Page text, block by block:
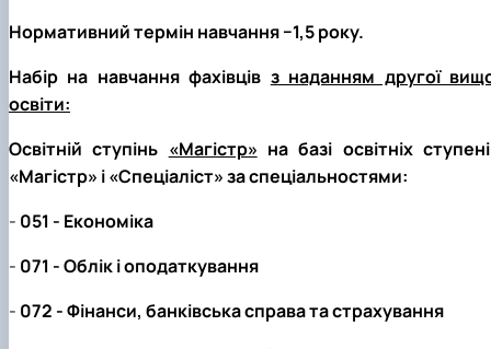
Нормативний термін навчання −1,5 року.
Набір на навчання фахівців з наданням другої
освіти:
Освітній ступінь «Магістр» на базі освітніх
«Магістр» і «Спеціаліст» за спеціальностями:
- 051 - Економіка
- 071 - Облік і оподаткування
- 072 - Фінанси, банківська справа та страхування